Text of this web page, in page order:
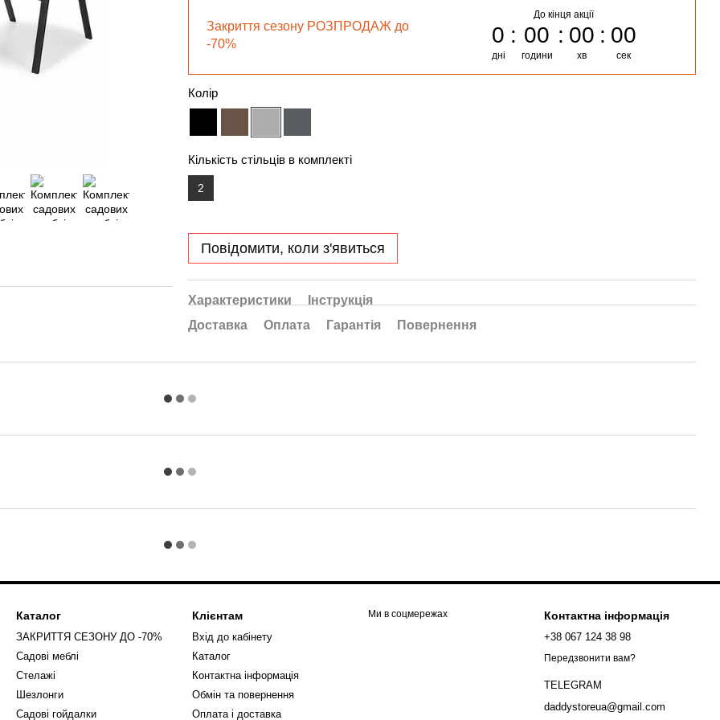
Закриття сезону РОЗПРОДАЖ до
-70%
До кінця акції
0
дні
00
години
00
хв
00
сек
Колір
Кількість стільців в комплекті
2
Повідомити, коли з'явиться
Характеристики
Інструкція
Доставка
Оплата Гарантія Повернення
Каталог
ЗАКРИТТЯ СЕЗОНУ ДО -70%
Садові меблі
Стелажі
Шезлонги
Садові гойдалки
Клієнтам
Вхід до кабінету
Каталог
Контактна інформація
Обмін та повернення
Оплата і доставка
Ми в соцмережах Контактна інформація
+38 067 124 38 98
Передзвонити вам?
TELEGRAM
daddystoreua@gmail.com